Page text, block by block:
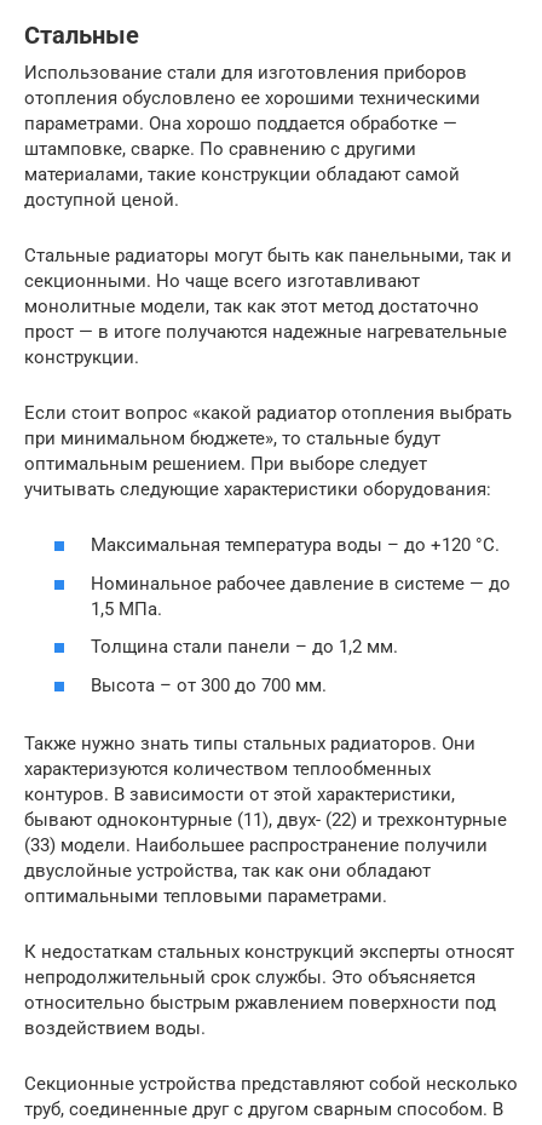
Стальные
Использование стали для изготовления приборов
отопления обусловлено ее хорошими техническими
параметрами. Она хорошо поддается обработке —
штамповке, сварке. По сравнению с другими
материалами, такие конструкции обладают самой
доступной ценой.
Стальные радиаторы могут быть как панельными, так и
секционными. Но чаще всего изготавливают
монолитные модели, так как этот метод достаточно
прост — в итоге получаются надежные нагревательные
конструкции.
Если стоит вопрос «какой радиатор отопления выбрать
при минимальном бюджете», то стальные будут
оптимальным решением. При выборе следует
учитывать следующие характеристики оборудования:
Максимальная температура воды – до +120 °С.
Номинальное рабочее давление в системе — до
1,5 МПа.
Толщина стали панели – до 1,2 мм.
Высота – от 300 до 700 мм.
Также нужно знать типы стальных радиаторов. Они
характеризуются количеством теплообменных
контуров. В зависимости от этой характеристики,
бывают одноконтурные (11), двух- (22) и трехконтурные
(33) модели. Наибольшее распространение получили
двуслойные устройства, так как они обладают
оптимальными тепловыми параметрами.
К недостаткам стальных конструкций эксперты относят
непродолжительный срок службы. Это объясняется
относительно быстрым ржавлением поверхности под
воздействием воды.
Секционные устройства представляют собой несколько
труб, соединенные друг с другом сварным способом. В